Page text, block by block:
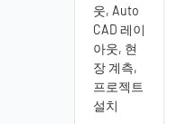
웃, Auto
CAD 레이
아웃, 현
장 계측,
프로젝트
설치